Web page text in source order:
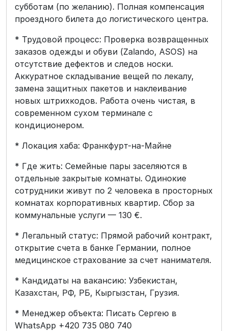
субботам (по желанию). Полная компенсация
проездного билета до логистического центра.
* Трудовой процесс: Проверка возвращенных
заказов одежды и обуви (Zalando, ASOS) на
отсутствие дефектов и следов носки.
Аккуратное складывание вещей по лекалу,
замена защитных пакетов и наклеивание
новых штрихкодов. Работа очень чистая, в
современном сухом терминале с
кондиционером.
* Локация хаба: Франкфурт-на-Майне
* Где жить: Семейные пары заселяются в
отдельные закрытые комнаты. Одинокие
сотрудники живут по 2 человека в просторных
комнатах корпоративных квартир. Сбор за
коммунальные услуги — 130 €.
* Легальный статус: Прямой рабочий контракт,
открытие счета в банке Германии, полное
медицинское страхование за счет нанимателя.
* Кандидаты на вакансию: Узбекистан,
Казахстан, РФ, РБ, Кыргызстан, Грузия.
* Менеджер объекта: Писать Сергею в
WhatsApp +420 735 080 740